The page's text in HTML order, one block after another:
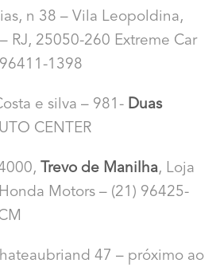
n 38 – Vila Leopoldina,
RJ, 25050-260 Extreme Car
1398
e silva – 981- Duas
CENTER
Trevo de Manilha, Loja
Motors – (21) 96425-
47 – próximo ao